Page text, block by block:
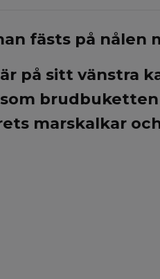
fästs på nålen
på sitt vänstra
marskalkar